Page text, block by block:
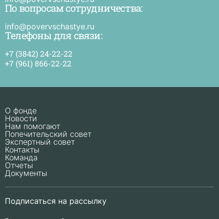
По вопросам сотрудничества:
info@povervschastye.ru
Телефоны для связи:
+7 (3842) 24-22-22
+7 (961) 866-22-22
О фонде
Новости
Нам помогают
Попечительский совет
Экспертный совет
Контакты
Команда
Отчеты
Документы
Подписаться на рассылку